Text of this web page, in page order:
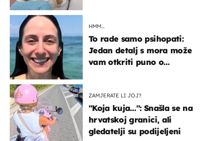
HMM…
To rade samo psihopati:
Jedan detalj s mora može
vam otkriti puno o
ZAMJERATE LI JOJ?
"Koja kuja…": Snašla se na
hrvatskoj granici, ali
gledatelji su podijeljeni